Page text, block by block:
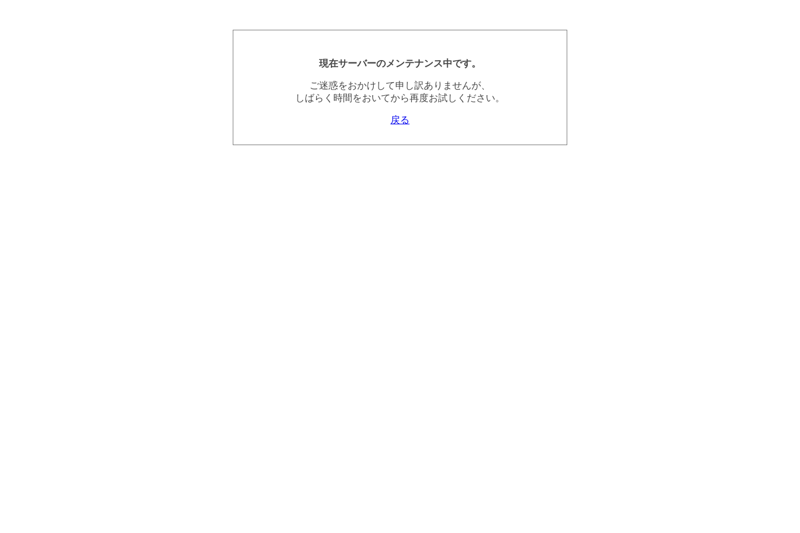
現在サーバーのメンテナンス中です。
ご迷惑をおかけして申し訳ありませんが、
しばらく時間をおいてから再度お試しください。
戻る